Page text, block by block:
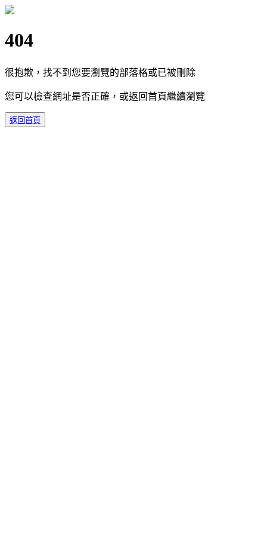
404
很抱歉，找不到您要瀏覽的部落格或已被刪除
您可以檢查網址是否正確，或返回首頁繼續瀏覽
返回首頁